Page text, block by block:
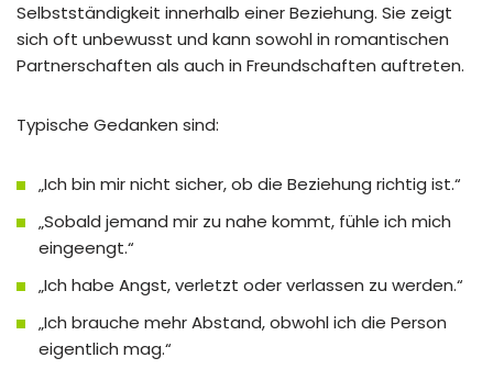
Selbstständigkeit innerhalb einer Beziehung. Sie zeigt
sich oft unbewusst und kann sowohl in romantischen
Partnerschaften als auch in Freundschaften auftreten.
Typische Gedanken sind:
„Ich bin mir nicht sicher, ob die Beziehung richtig ist.“
„Sobald jemand mir zu nahe kommt, fühle ich mich
eingeengt.“
„Ich habe Angst, verletzt oder verlassen zu werden.“
„Ich brauche mehr Abstand, obwohl ich die Person
eigentlich mag.“